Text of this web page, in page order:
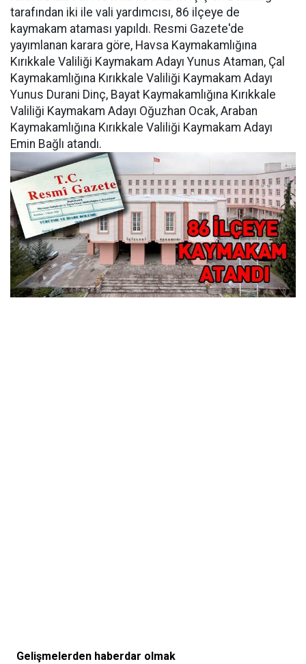
tarafından iki ile vali yardımcısı, 86 ilçeye de
kaymakam ataması yapıldı. Resmi Gazete'de
yayımlanan karara göre, Havsa Kaymakamlığına
Kırıkkale Valiliği Kaymakam Adayı Yunus Ataman, Çal
Kaymakamlığına Kırıkkale Valiliği Kaymakam Adayı
Yunus Durani Dinç, Bayat Kaymakamlığına Kırıkkale
Valiliği Kaymakam Adayı Oğuzhan Ocak, Araban
Kaymakamlığına Kırıkkale Valiliği Kaymakam Adayı
Emin Bağlı atandı.
Gelişmelerden haberdar olmak